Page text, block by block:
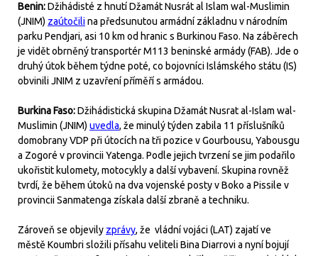
Benin:Džihádisté z hnutí Džamát Nusrát al Islam wal-Muslimin
(JNIM) zaútočilina předsunutou armádní základnu v národním
parku Pendjari, asi 10 km od hranic s Burkinou Faso. Na záběrech
je vidět obrněný transportér M113 beninské armády (FAB). Jde o
druhý útok během týdne poté, co bojovníci Islámského státu (IS)
obvinili JNIM z uzavření příměří s armádou.
Burkina Faso:Džihádistická skupina Džamát Nusrat al-Islam wal-
Muslimin (JNIM) uvedla, že minulý týden zabila 11 příslušníků
domobrany VDP při útocích na tři pozice v Gourbousu, Yabousgu
a Zogoré v provincii Yatenga. Podle jejich tvrzení se jim podařilo
ukořistit kulomety, motocykly a další vybavení. Skupina rovněž
tvrdí, že během útoků na dva vojenské posty v Boko a Pissile v
provincii Sanmatenga získala další zbraně a techniku.
Zároveň se objevily zprávy, že vládní vojáci (LAT) zajatí ve
městě Koumbri složili přísahu veliteli Bina Diarrovi a nyní bojují